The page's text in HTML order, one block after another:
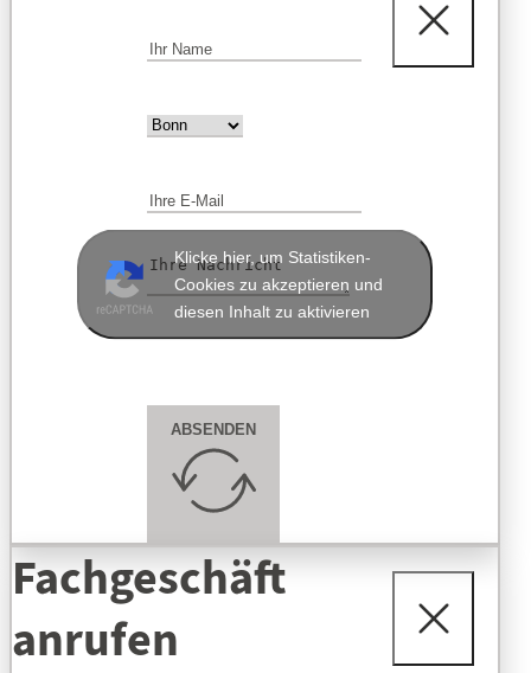
ABSENDEN
Klicke hier, um Statistiken-
Cookies zu akzeptieren und
diesen Inhalt zu aktivieren
Fachgeschäft
anrufen